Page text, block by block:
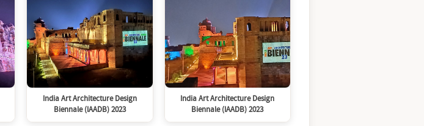
India Art Architecture Design
Biennale (IAADB) 2023
India Art Architecture Design
Biennale (IAADB) 2023